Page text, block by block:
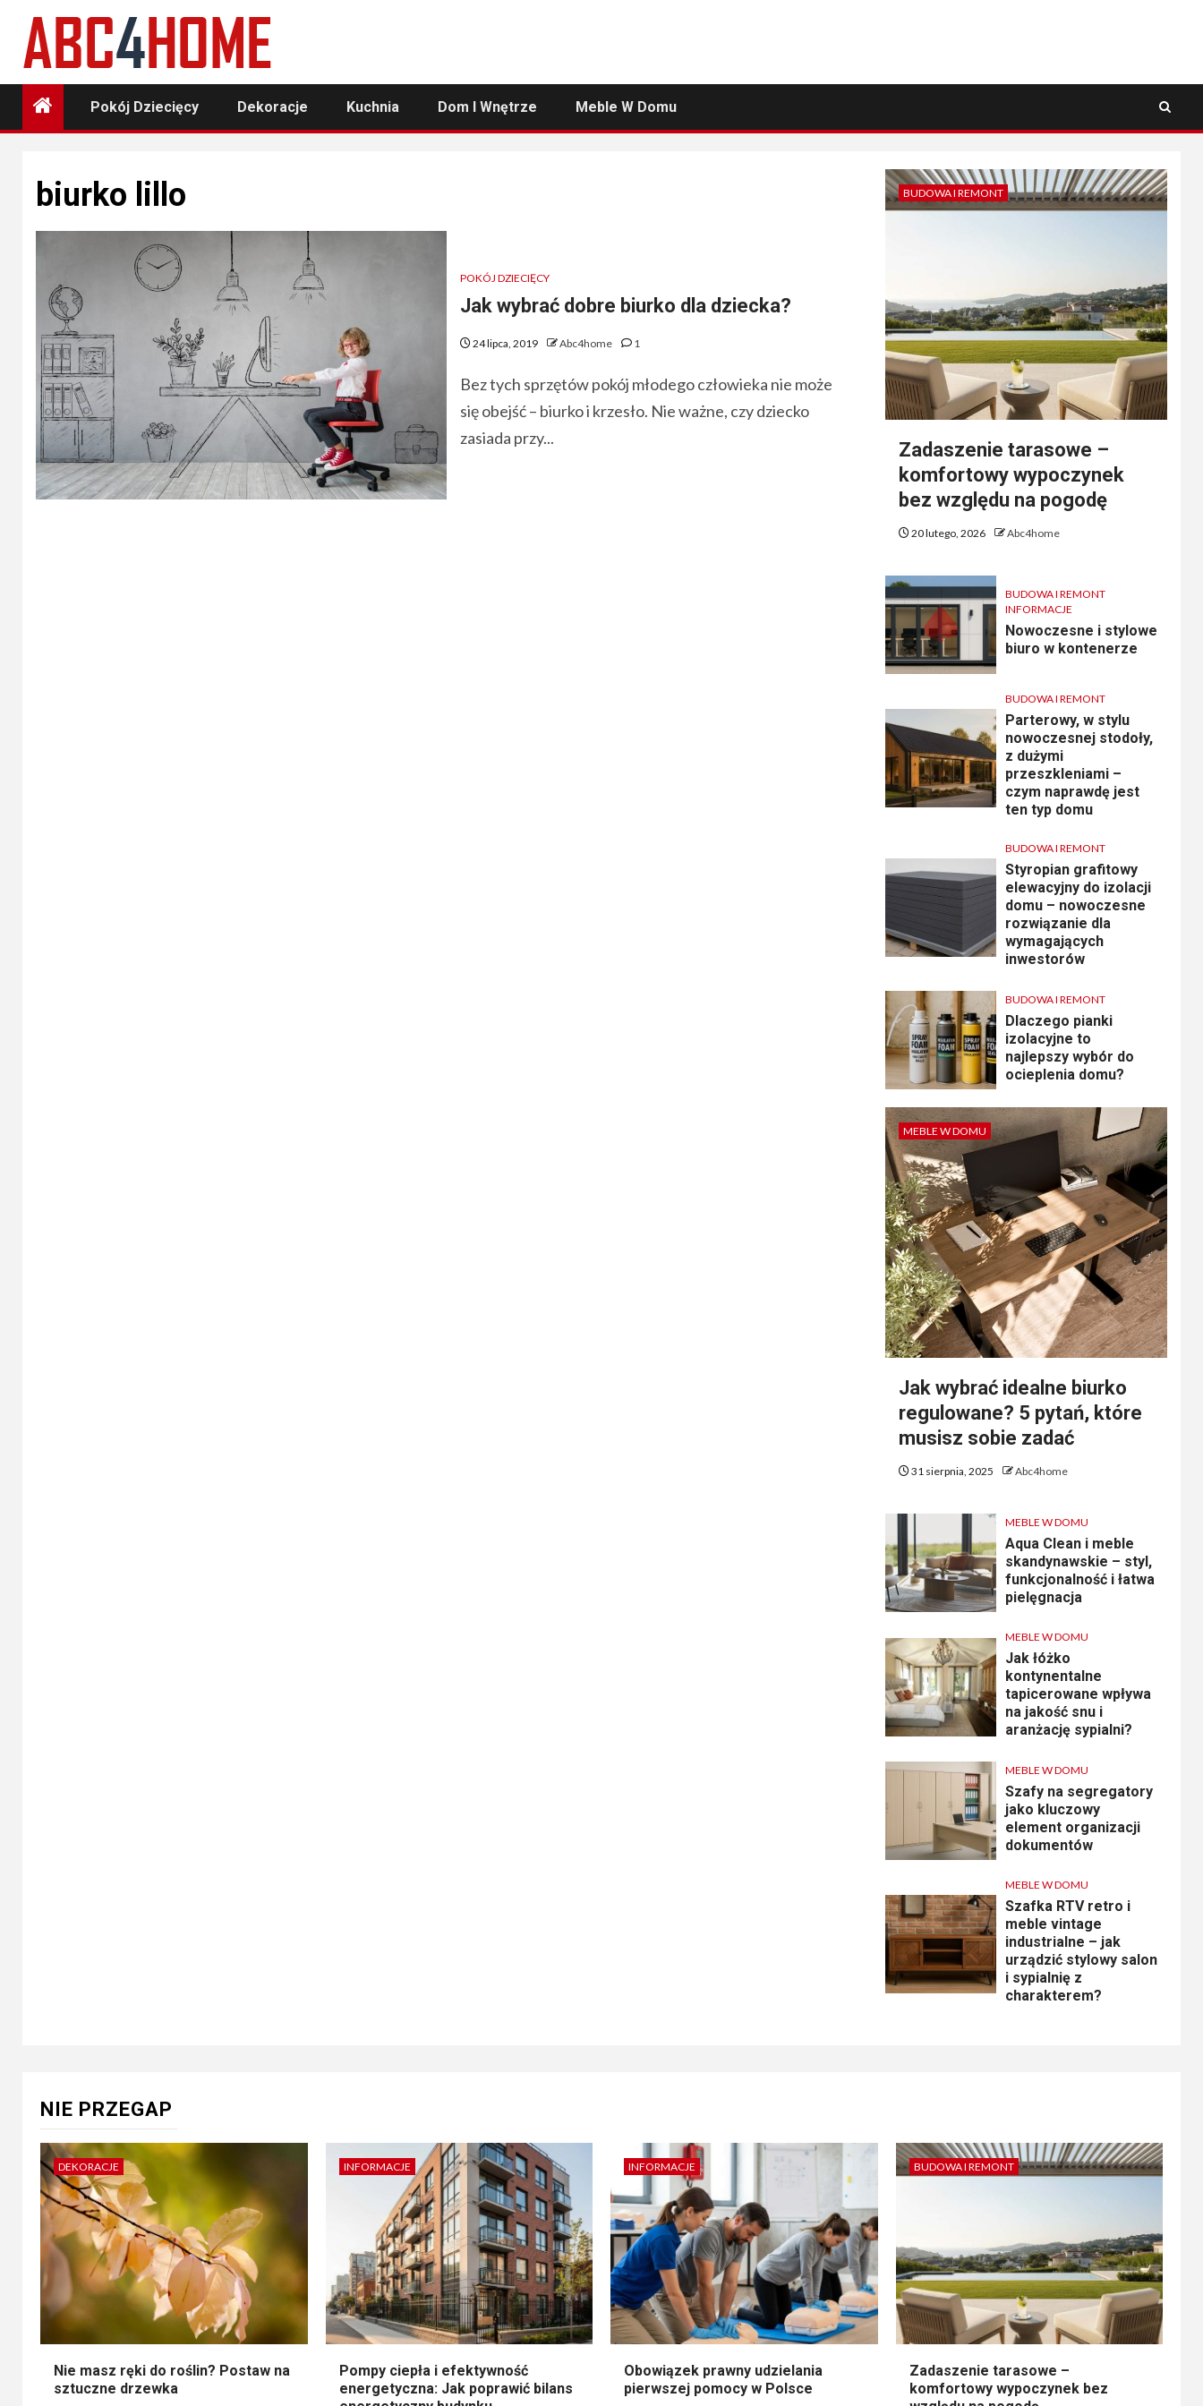
content
Pokój Dziecięcy Dekoracje Kuchnia Dom I Wnętrze Meble W Domu
biurko lillo
POKÓJ DZIECIĘCY
Jak wybrać dobre biurko dla dziecka?
24 lipca, 2019 Abc4home 1
Bez tych sprzętów pokój młodego człowieka nie może
się obejść – biurko i krzesło. Nie ważne, czy dziecko
zasiada przy...
BUDOWA I REMONT
Zadaszenie tarasowe –
komfortowy wypoczynek
bez względu na pogodę
20 lutego, 2026 Abc4home
BUDOWA I REMONT
INFORMACJE
Nowoczesne i stylowe
biuro w kontenerze
BUDOWA I REMONT
Parterowy, w stylu
nowoczesnej stodoły,
z dużymi
przeszkleniami –
czym naprawdę jest
ten typ domu
BUDOWA I REMONT
Styropian grafitowy
elewacyjny do izolacji
domu – nowoczesne
rozwiązanie dla
wymagających
inwestorów
BUDOWA I REMONT
Dlaczego pianki
izolacyjne to
najlepszy wybór do
ocieplenia domu?
MEBLE W DOMU
Jak wybrać idealne biurko
regulowane? 5 pytań, które
musisz sobie zadać
31 sierpnia, 2025 Abc4home
MEBLE W DOMU
Aqua Clean i meble
skandynawskie – styl,
funkcjonalność i łatwa
pielęgnacja
MEBLE W DOMU
Jak łóżko
kontynentalne
tapicerowane wpływa
na jakość snu i
aranżację sypialni?
MEBLE W DOMU
Szafy na segregatory
jako kluczowy
element organizacji
dokumentów
MEBLE W DOMU
Szafka RTV retro i
meble vintage
industrialne – jak
urządzić stylowy salon
i sypialnię z
charakterem?
NIE PRZEGAP
DEKORACJE
Nie masz ręki do roślin? Postaw na
sztuczne drzewka
INFORMACJE
Pompy ciepła i efektywność
energetyczna: Jak poprawić bilans
INFORMACJE
Obowiązek prawny udzielania
pierwszej pomocy w Polsce
BUDOWA I REMONT
Zadaszenie tarasowe –
komfortowy wypoczynek bez